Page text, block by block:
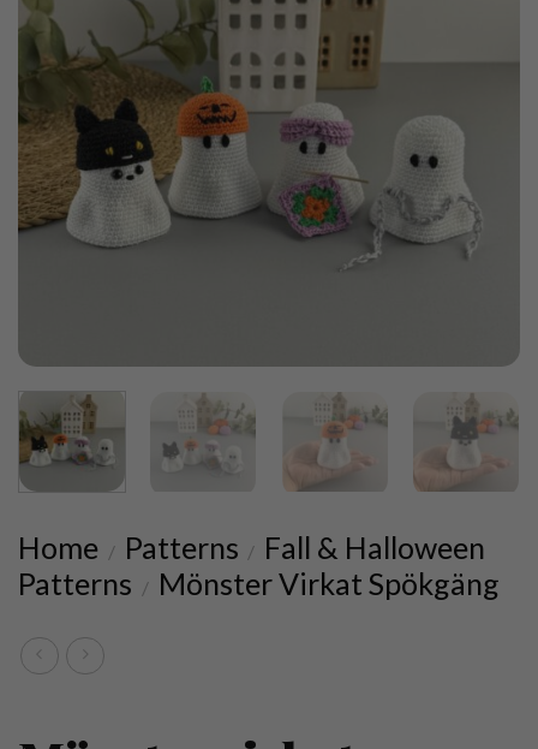
Home / Patterns / Fall & Halloween
Patterns / Mönster Virkat Spökgäng